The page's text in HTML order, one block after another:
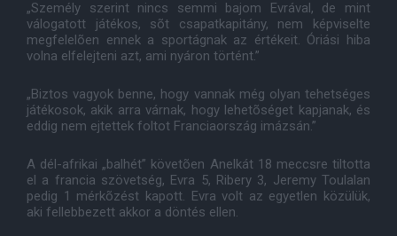
„Személy szerint nincs semmi bajom Evrával, de mint
válogatott játékos, sõt csapatkapitány, nem képviselte
megfelelõen ennek a sportágnak az értékeit. Óriási hiba
volna elfelejteni azt, ami nyáron történt.”
„Biztos vagyok benne, hogy vannak még olyan tehetséges
játékosok, akik arra várnak, hogy lehetõséget kapjanak, és
eddig nem ejtettek foltot Franciaország imázsán.”
A dél-afrikai „balhét” követõen Anelkát 18 meccsre tiltotta
el a francia szövetség, Evra 5, Ribery 3, Jeremy Toulalan
pedig 1 mérkõzést kapott. Evra volt az egyetlen közülük,
aki fellebbezett akkor a döntés ellen.